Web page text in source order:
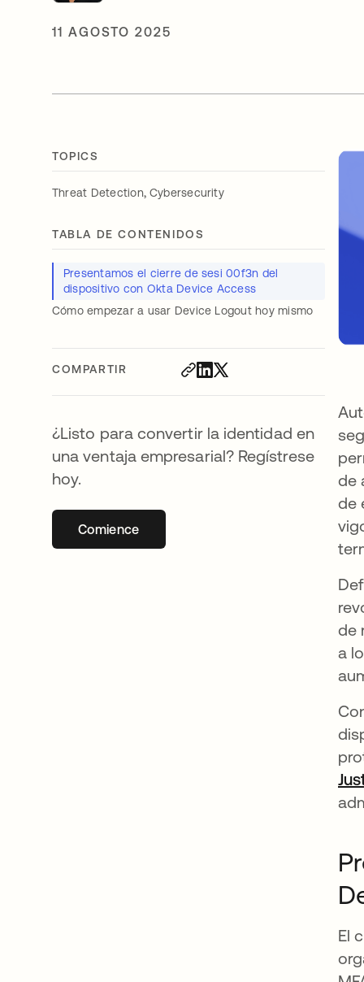
11 AGOSTO 2025
TOPICS
Threat Detection, Cybersecurity
TABLA DE CONTENIDOS
Presentamos el cierre de sesi 00f3n del
dispositivo con Okta Device Access
Cómo empezar a usar Device Logout hoy mismo
COMPARTIR
¿Listo para convertir la identidad en
una ventaja empresarial? Regístrese
hoy.
Comiencese abre en una pestaña nueva
de
de
de
a
El